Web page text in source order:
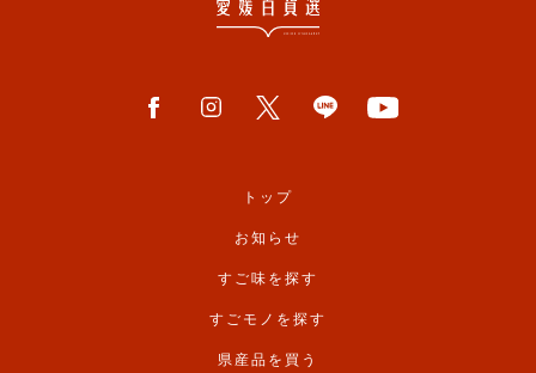
トップ
お知らせ
すご味を探す
すごモノを探す
県産品を買う